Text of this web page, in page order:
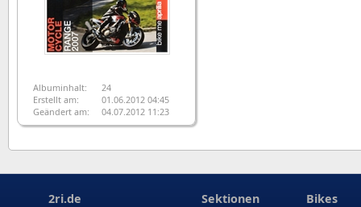
Albuminhalt:
24
Erstellt am:
01.06.2012 04:45
Geändert am:
04.07.2012 11:23
2ri.de Sektionen Bikes